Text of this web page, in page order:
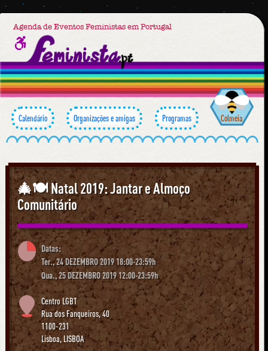
Agenda de Eventos Feministas em Portugal
Calendário Organizações e amigas Programas Colmeia
🎄🍽 Natal 2019: Jantar e Almoço
Comunitário
Datas:
Ter., 24 DEZEMBRO 2019 18:00-23:59h
Qua., 25 DEZEMBRO 2019 12:00-23:59h
Centro LGBT
Rua dos Fanqueiros, 40
1100-231
Lisboa, LISBOA